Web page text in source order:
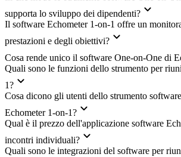
supporta lo sviluppo dei dipendenti?
Il software Echometer 1-on-1 offre un
prestazioni e degli obiettivi?
Cosa rende unico il software One-on-One di
Quali sono le funzioni dello strumento per
1?
Cosa dicono gli utenti dello strumento
Echometer 1-on-1?
Qual è il prezzo dell'applicazione software
incontri individuali?
Quali sono le integrazioni del software per